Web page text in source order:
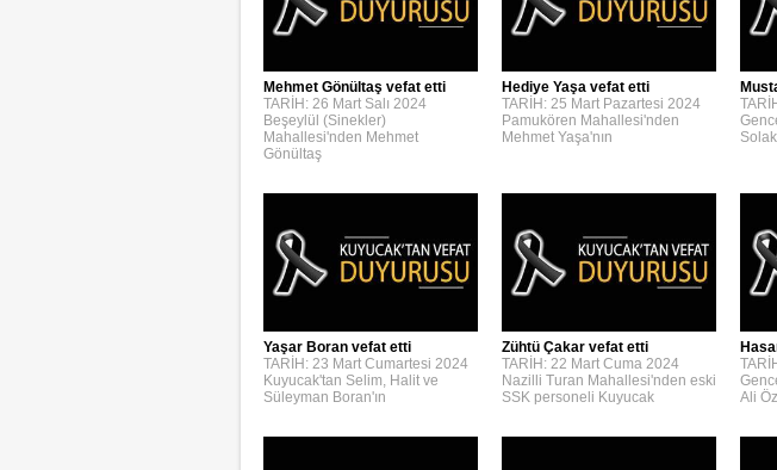
Mehmet Gönültaş vefat etti
TARİH: 26 Mart Salı 2024
Beşeylül (Sinekler)
Mahallesi'nden Mehmet
Gönültaş
Hediye Yaşa vefat etti
TARİH: 25 Mart Pazartesi 2024
Pamukören Mahallesi'nden
Mehmet Yaşa'nın
Yaşar Boran vefat etti
TARİH: 23 Mart Cumartesi 2024
Kuyucak'tan Selim, Halit ve
Süleyman Boran'ın
Zühtü Çakar vefat etti
TARİH: 22 Mart Cuma 2024
Nazilli Turan Mahallesi'nden eski
SSK personeli Kuyucak
Ali